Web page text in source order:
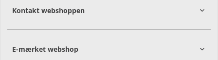
Kontakt webshoppen
E-mærket webshop